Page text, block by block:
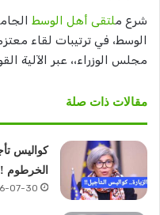
شرع ملتقى أهل الوسط
الوسط، في ترتيبات لقاء
مجلس الوزراء،، عبر الآلية
مقالات ذات صلة
كواليس
الخرطوم
07-30